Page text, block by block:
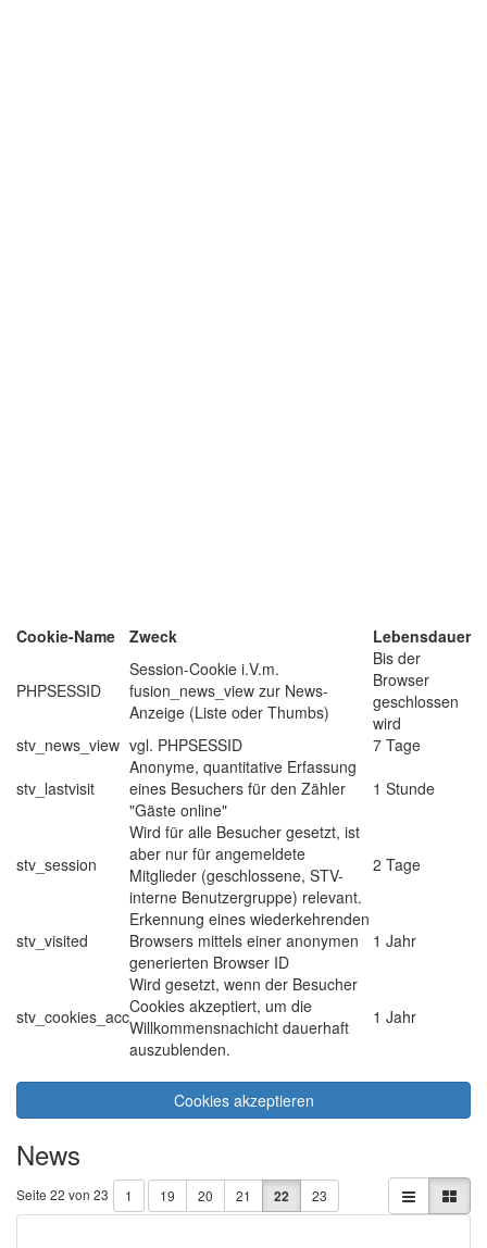
Cookie-Name Zweck Lebensdauer
PHPSESSID
Session-Cookie i.V.m.
fusion_news_view zur News-
Anzeige (Liste oder Thumbs)
Bis der
Browser
geschlossen
wird
stv_news_view vgl. PHPSESSID
7 Tage
stv_lastvisit
Anonyme, quantitative Erfassung
eines Besuchers für den Zähler
"Gäste online"
1 Stunde
stv_session
Wird für alle Besucher gesetzt, ist
aber nur für angemeldete
Mitglieder (geschlossene, STV-
interne Benutzergruppe) relevant.
2 Tage
stv_visited
Erkennung eines wiederkehrenden
Browsers mittels einer anonymen
generierten Browser ID
1 Jahr
stv_cookies_acc
Wird gesetzt, wenn der Besucher
Cookies akzeptiert, um die
Willkommensnachicht dauerhaft
auszublenden.
1 Jahr
Cookies akzeptieren
News
Seite 22 von 23 1 19 20 21 22 23